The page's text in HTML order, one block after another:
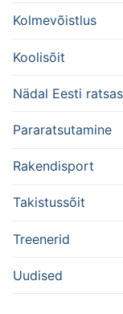
Kolmevõistlus
Koolisõit
Nädal Eesti
Pararatsutamine
Rakendisport
Takistussõit
Treenerid
Uudised